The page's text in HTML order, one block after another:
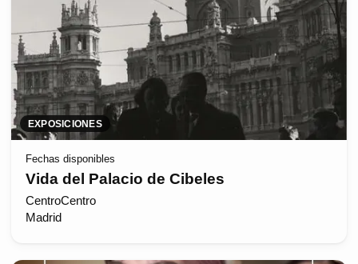
EXPOSICIONES
Fechas disponibles
Vida del Palacio de Cibeles
CentroCentro
Madrid